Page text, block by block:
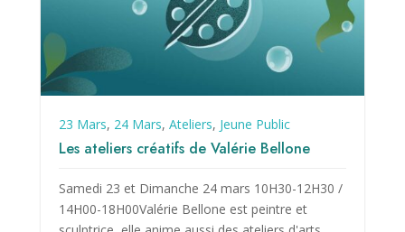
23 Mars, 24 Mars, Ateliers, Jeune Public
Les ateliers créatifs de Valérie Bellone
Samedi 23 et Dimanche 24 mars 10H30-12H30 /
14H00-18H00Valérie Bellone est peintre et